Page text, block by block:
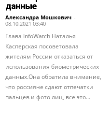
данные
Александра Мошкович -
08.10.2021 03:40
Глава InfoWatch Наталья
Касперская посоветовала
жителям России отказаться от
использования биометрических
данных.Она обратила внимание,
что россияне сдают отпечатки
пальцев и фото лиц, все это...